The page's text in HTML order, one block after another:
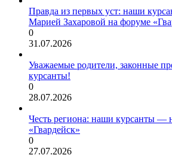
Правда из первых уст: наши
Марией Захаровой на форуме
0
31.07.2026
Уважаемые родители, законные
курсанты!
0
28.07.2026
Честь региона: наши курсанты —
«Гвардейск»
0
27.07.2026